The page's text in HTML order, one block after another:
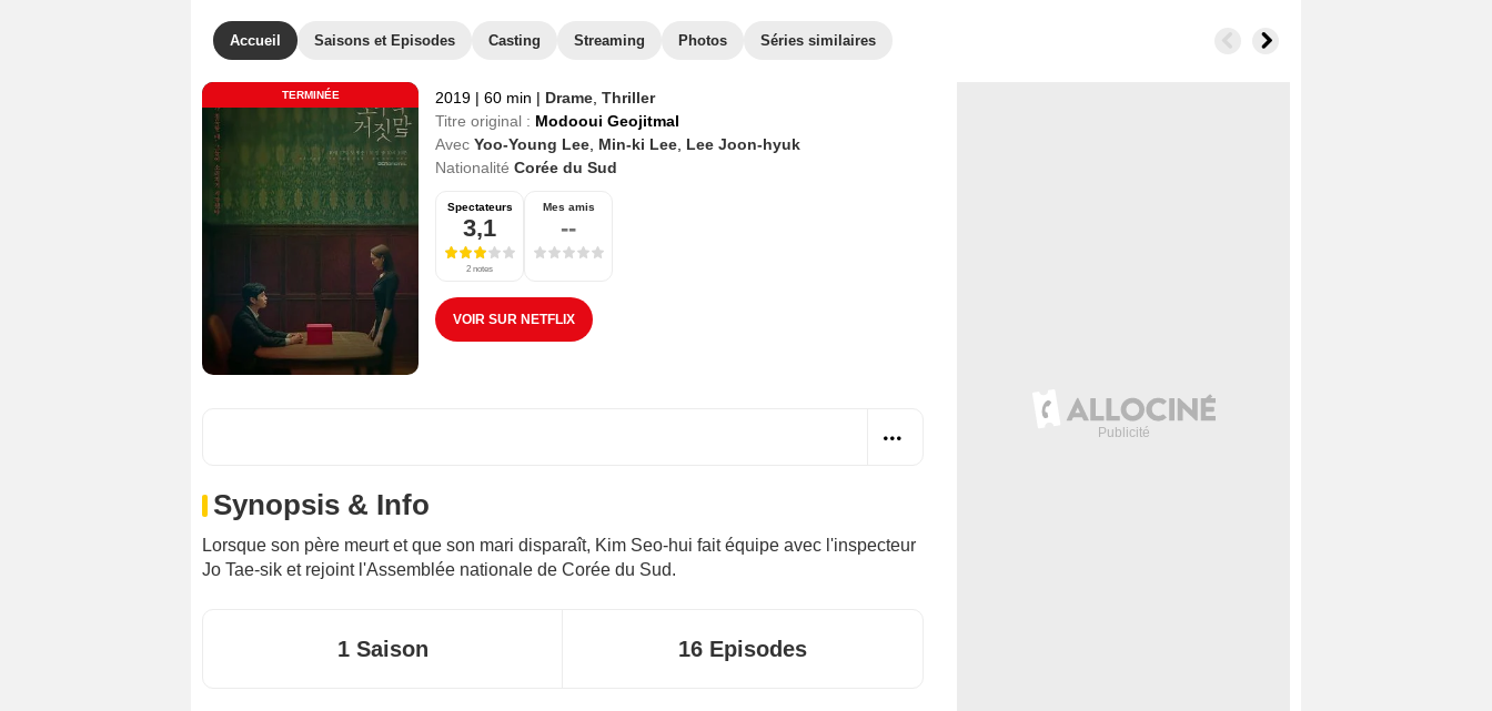
Accueil Saisons et Episodes Casting Streaming Photos Séries similaires
TERMINÉE 2019 | 60 min | Drame Thriller
Titre original : Modooui Geojitmal
Avec Yoo-Young Lee Min-ki Lee Lee Joon-hyuk
Nationalité Corée du Sud
Spectateurs
3,1
2 notes
Mes amis
--
VOIR SUR NETFLIX
Synopsis & Info
Lorsque son père meurt et que son mari disparaît, Kim Seo-hui fait équipe avec l'inspecteur
Jo Tae-sik et rejoint l'Assemblée nationale de Corée du Sud.
1 Saison 16 Episodes